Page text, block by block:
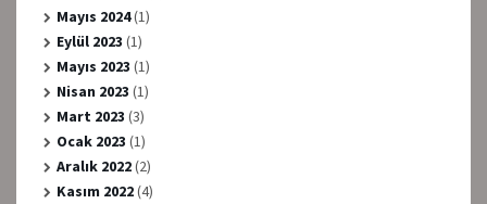
Mayıs 2024(1)
Eylül 2023 (1)
Mayıs 2023 (1)
Nisan 2023 (1)
Mart 2023 (3)
Ocak 2023 (1)
Aralık 2022(2)
Kasım 2022(4)